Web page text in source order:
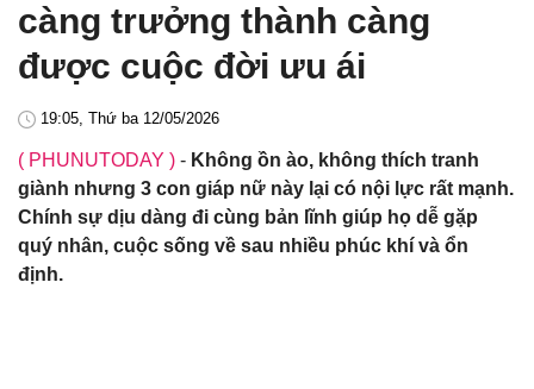
càng trưởng thành càng
được cuộc đời ưu ái
19:05, Thứ ba 12/05/2026
( PHUNUTODAY ) - Không ồn ào, không thích tranh
giành nhưng 3 con giáp nữ này lại có nội lực rất mạnh.
Chính sự dịu dàng đi cùng bản lĩnh giúp họ dễ gặp
quý nhân, cuộc sống về sau nhiều phúc khí và ổn
định.